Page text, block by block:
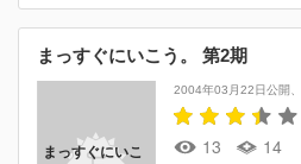
まっすぐにいこう。 第2期
まっすぐにいこ
2004年03月22日公開
13 14